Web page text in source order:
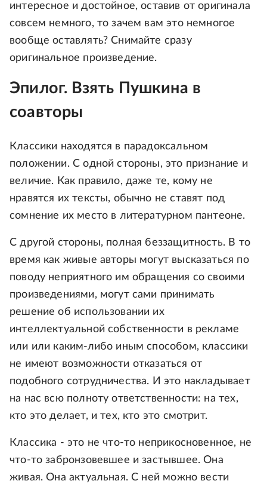
интересное и достойное, оставив от оригинала
совсем немного, то зачем вам это немногое
вообще оставлять? Снимайте сразу
оригинальное произведение.
Эпилог. Взять Пушкина в
соавторы
Классики находятся в парадоксальном
положении. С одной стороны, это признание и
величие. Как правило, даже те, кому не
нравятся их тексты, обычно не ставят под
сомнение их место в литературном пантеоне.
С другой стороны, полная беззащитность. В то
время как живые авторы могут высказаться по
поводу неприятного им обращения со своими
произведениями, могут сами принимать
решение об использовании их
интеллектуальной собственности в рекламе
или или каким-либо иным способом, классики
не имеют возможности отказаться от
подобного сотрудничества. И это накладывает
на нас всю полноту ответственности: на тех,
кто это делает, и тех, кто это смотрит.
Классика - это не что-то неприкосновенное, не
что-то забронзовевшее и застывшее. Она
живая. Она актуальная. С ней можно вести